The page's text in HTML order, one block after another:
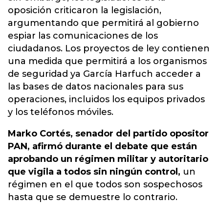
oposición criticaron la legislación,
argumentando que permitirá al gobierno
espiar las comunicaciones de los
ciudadanos. Los proyectos de ley contienen
una medida que permitirá a los organismos
de seguridad ya García Harfuch acceder a
las bases de datos nacionales para sus
operaciones, incluidos los equipos privados
y los teléfonos móviles.
Marko Cortés, senador del partido opositor
PAN, afirmó durante el debate que están
aprobando un régimen militar y autoritario
que vigila a todos sin ningún control, un
régimen en el que todos son sospechosos
hasta que se demuestre lo contrario.